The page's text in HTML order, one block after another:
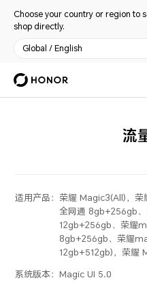
Choose your country or region to
shop directly.
Global / English
流
适用产品： 荣耀 Magic3(All)，
全网通 8gb+256gb
12gb+256gb、荣耀
8gb+256gb、荣耀
12gb+512gb)，荣耀
系统版本：Magic UI 5.0